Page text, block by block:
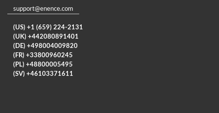
support@enence.com
(US) +1 (659) 224-2131
(UK) +442080891401
(DE) +498004009820
(FR) +33800960245
(PL) +48800005495
(SV) +46103371611